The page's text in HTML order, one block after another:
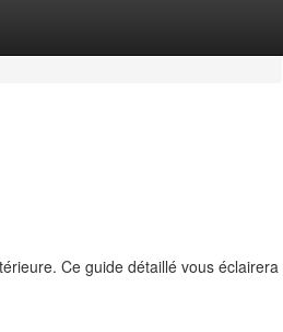
Ce guide détaillé vous éclairera